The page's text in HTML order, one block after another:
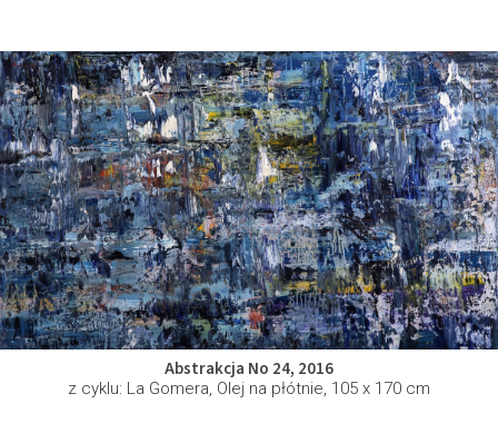
Abstrakcja No 24, 2016
z cyklu: La Gomera, Olej na płótnie, 105 x 170 cm